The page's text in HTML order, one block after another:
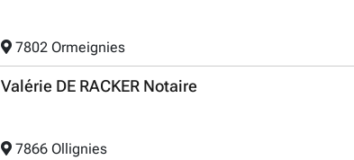
7802 Ormeignies
Valérie DE RACKER Notaire
7866 Ollignies